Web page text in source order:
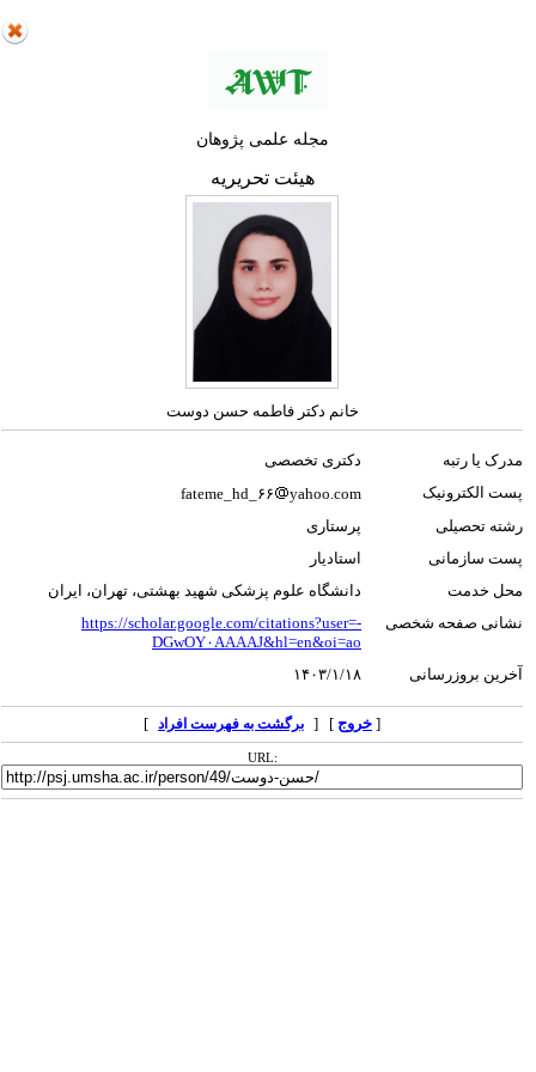
مجله علمی پژوهان
هیئت تحریریه
خانم دکتر فاطمه حسن دوست
مدرک یا رتبه
دکتری تخصصی
پست الکترونیک
fateme_hd_۶۶
yahoo.com
رشته تحصیلی
پرستاری
پست سازمانی
استادیار
محل خدمت
دانشگاه علوم پزشکی شهید بهشتی، تهران، ایران
نشانی صفحه شخصی
https://scholar.google.com/citations?user=-
DGwOY۰AAAAJ&hl=en&oi=ao
آخرین بروزرسانی
۱۴۰۳/۱/۱۸
خروج] [ برگشت به فهرست افراد ]
URL: